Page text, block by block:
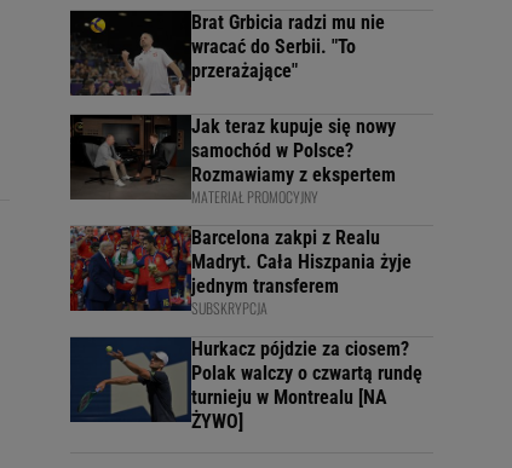
Brat Grbicia radzi mu nie
wracać do Serbii. "To
przerażające"
Jak teraz kupuje się nowy
samochód w Polsce?
Rozmawiamy z ekspertem
MATERIAŁ PROMOCYJNY
Barcelona zakpi z Realu
Madryt. Cała Hiszpania żyje
jednym transferem
SUBSKRYPCJA
Hurkacz pójdzie za ciosem?
Polak walczy o czwartą rundę
turnieju w Montrealu [NA
ŻYWO]